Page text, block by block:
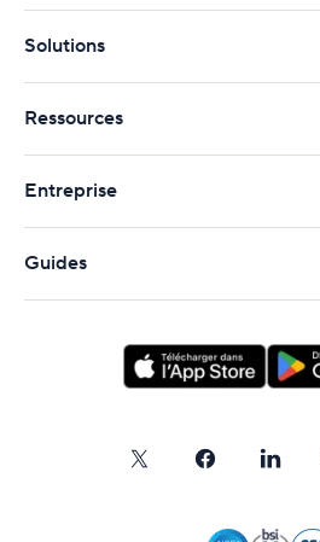
Solutions
Ressources
Entreprise
Guides